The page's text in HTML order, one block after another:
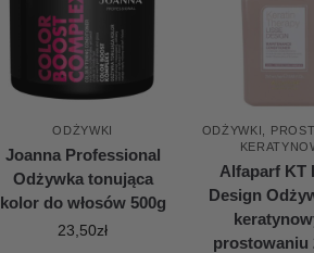
ODŻYWKI
Joanna Professional
Odżywka tonująca
kolor do włosów 500g
23,50zł
ODŻYWKI
Alfaparf KT
Design
prostowaniu